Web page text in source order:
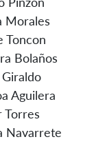
Morales
Toncon
Bolaños
Aguilera
Torres
Navarrete